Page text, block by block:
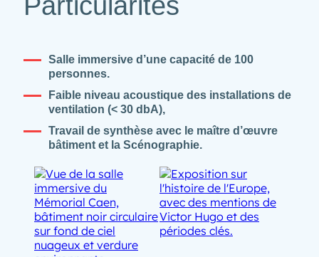
Salle immersive d’une capacité de 100
personnes.
Faible niveau acoustique des installations de
ventilation (< 30 dbA),
Travail de synthèse avec le maître d’œuvre
bâtiment et la Scénographie.